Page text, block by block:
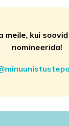
meile, kui
nomineerida!